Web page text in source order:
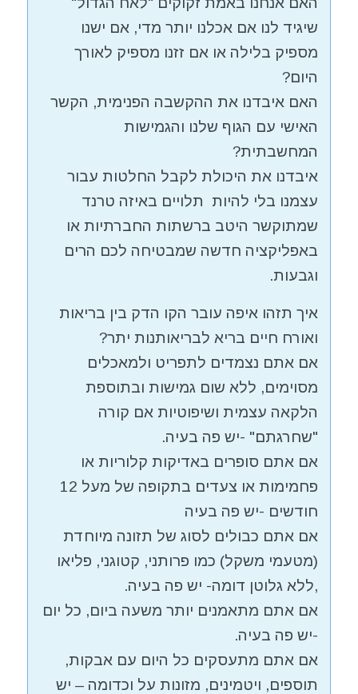
שיגיד לנו אם אכלנו יותר מדי, אם ישנו
מספיק בלילה או אם זזנו מספיק לאורך
היום?
האם איבדנו את ההקשבה הפנימית, הקשר
האישי עם הגוף שלנו והגמישות
המחשבתית?
איבדנו את היכולת לקבל החלטות עבור
עצמנו בלי להיות תלויים באיזה טרנד
שמתוקשר היטב ברשתות החברתיות או
באפליקציה חדשה שמבטיחה לכם הרים
וגבעות.
איך תזהו איפה עובר הקו הדק בין בריאות
ואורח חיים בריא לבריאותנות יתר?
אם אתם נצמדים לתפריט ולמאכלים
מסוימים, ללא שום גמישות ובתוספת
הלקאה עצמית ושיפוטיות אם קורה
"שחרגתם" -יש פה בעיה.
אם אתם סופרים באדיקות קלוריות או
פחמימות או צעדים בתקופה של מעל 12
חודשים -יש פה בעיה
אם אתם כבולים לסוג של תזונה מיוחדת
(מטעמי משקל) כמו פרותני, קטוגני, פליאו
,ללא גלוטן דומה- יש פה בעיה.
אם אתם מתאמנים יותר משעה ביום, כל יום
-יש פה בעיה.
אם אתם מתעסקים כל היום עם אבקות,
תוספים, ויטמינים, מזונות על וכדומה – יש